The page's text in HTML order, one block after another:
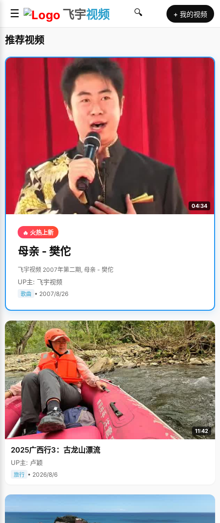
☰ 飞宇视频 🔍 + 我的视频
推荐视频
04:34
🔥 火热上新
母亲 - 樊佗
飞宇视频 2007年第二期, 母亲 - 樊佗
UP主: 飞宇视频
歌曲 • 2007/8/26
11:42
2025广西行3：古龙山漂流
UP主: 卢颖
旅行 • 2026/8/6